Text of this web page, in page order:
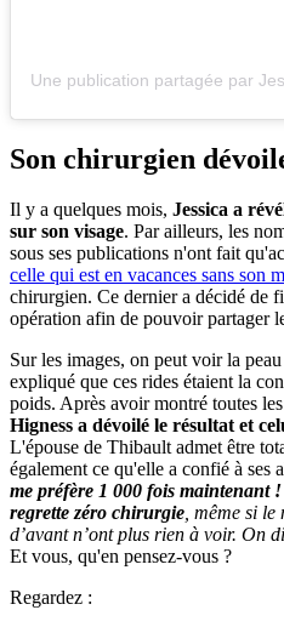
Son chirurgien
Il y a quelques mois, Jessica a
sur son visage. Par ailleurs, les
sous ses publications n'ont fait
celle qui est en vacances sans son
chirurgien. Ce dernier a décidé de
opération afin de pouvoir partager
Sur les images, on peut voir la
expliqué que ces rides étaient la
poids. Après avoir montré toutes
Higness a dévoilé le résultat et
L'épouse de Thibault admet être
également ce qu'elle a confié à ses
me préfère 1 000 fois maintenant
regrette zéro chirurgie, même si le
d’avant n’ont plus rien à voir. On
Et vous, qu'en pensez-vous ?
Regardez :